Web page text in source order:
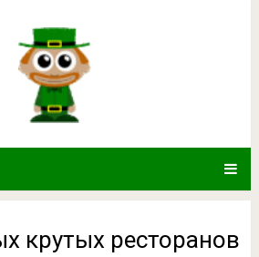
Топ-10 самых крутых
крутых ресторанов